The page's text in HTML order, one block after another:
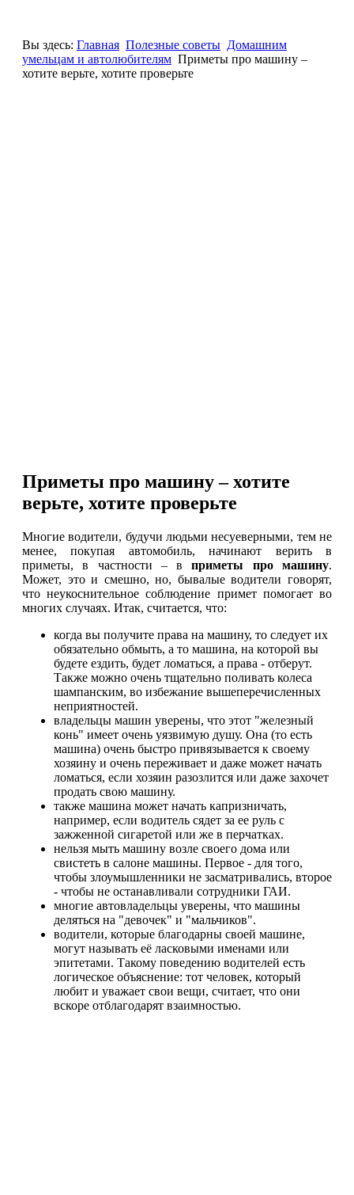
Вы здесь: Главная Полезные советы Домашним
умельцам и автолюбителям Приметы про машину –
хотите верьте, хотите проверьте
Приметы про машину – хотите
верьте, хотите проверьте
Многие водители, будучи людьми несуеверными, тем не
менее, покупая автомобиль, начинают верить в
приметы, в частности – в приметы про машину.
Может, это и смешно, но, бывалые водители говорят,
что неукоснительное соблюдение примет помогает во
многих случаях. Итак, считается, что:
когда вы получите права на машину, то следует их
обязательно обмыть, а то машина, на которой вы
будете ездить, будет ломаться, а права - отберут.
Также можно очень тщательно поливать колеса
шампанским, во избежание вышеперечисленных
неприятностей.
владельцы машин уверены, что этот "железный
конь" имеет очень уязвимую душу. Она (то есть
машина) очень быстро привязывается к своему
хозяину и очень переживает и даже может начать
ломаться, если хозяин разозлится или даже захочет
продать свою машину.
также машина может начать капризничать,
например, если водитель сядет за ее руль с
зажженной сигаретой или же в перчатках.
нельзя мыть машину возле своего дома или
свистеть в салоне машины. Первое - для того,
чтобы злоумышленники не засматривались, второе
- чтобы не останавливали сотрудники ГАИ.
многие автовладельцы уверены, что машины
деляться на "девочек" и "мальчиков".
водители, которые благодарны своей машине,
могут называть её ласковыми именами или
эпитетами. Такому поведению водителей есть
логическое объяснение: тот человек, который
любит и уважает свои вещи, считает, что они
вскоре отблагодарят взаимностью.